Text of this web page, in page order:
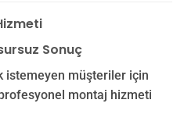
Sonuç
istemeyen müşteriler için
montaj hizmeti